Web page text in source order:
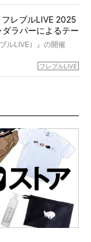
チさん。day2の音楽フ
するなど、例年以上
のフレンチブルドッ
」の模様を、詳しく
フレブルLIVE 2025
ラパーによるテー
ルLIVE）』の開催
スタートです！
ますので、最後まで
フレブルLIVE